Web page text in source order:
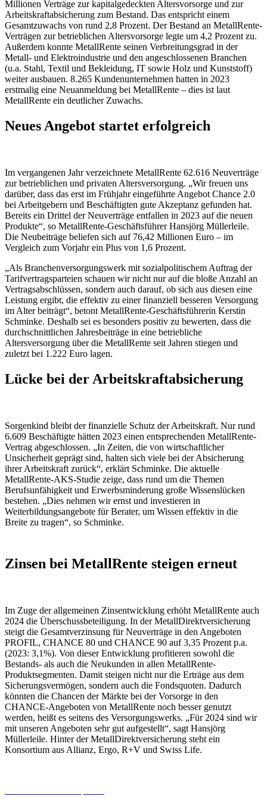
Millionen Verträge zur kapitalgedeckten Altersvorsorge und zur
Arbeitskraftabsicherung zum Bestand. Das entspricht einem
Gesamtzuwachs von rund 2,8 Prozent. Der Bestand an MetallRente-
Verträgen zur betrieblichen Altersvorsorge legte um 4,2 Prozent zu.
Außerdem konnte MetallRente seinen Verbreitungsgrad in der
Metall- und Elektroindustrie und den angeschlossenen Branchen
(u.a. Stahl, Textil und Bekleidung, IT sowie Holz und Kunststoff)
weiter ausbauen. 8.265 Kundenunternehmen hatten in 2023
erstmalig eine Neuanmeldung bei MetallRente – dies ist laut
MetallRente ein deutlicher Zuwachs.
Neues Angebot startet erfolgreich
Im vergangenen Jahr verzeichnete MetallRente 62.616 Neuverträge
zur betrieblichen und privaten Altersversorgung. „Wir freuen uns
darüber, dass das erst im Frühjahr eingeführte Angebot Chance 2.0
bei Arbeitgebern und Beschäftigten gute Akzeptanz gefunden hat.
Bereits ein Drittel der Neuverträge entfallen in 2023 auf die neuen
Produkte“, so MetallRente-Geschäftsführer Hansjörg Müllerleile.
Die Neubeiträge beliefen sich auf 76,42 Millionen Euro – im
Vergleich zum Vorjahr ein Plus von 1,6 Prozent.
„Als Branchenversorgungswerk mit sozialpolitischem Auftrag der
Tarifvertragsparteien schauen wir nicht nur auf die bloße Anzahl an
Vertragsabschlüssen, sondern auch darauf, ob sich aus diesen eine
Leistung ergibt, die effektiv zu einer finanziell besseren Versorgung
im Alter beiträgt“, betont MetallRente-Geschäftsführerin Kerstin
Schminke. Deshalb sei es besonders positiv zu bewerten, dass die
durchschnittlichen Jahresbeiträge in eine betriebliche
Altersversorgung über die MetallRente seit Jahren stiegen und
zuletzt bei 1.222 Euro lagen.
Lücke bei der Arbeitskraftabsicherung
Sorgenkind bleibt der finanzielle Schutz der Arbeitskraft. Nur rund
6.609 Beschäftigte hätten 2023 einen entsprechenden MetallRente-
Vertrag abgeschlossen. „In Zeiten, die von wirtschaftlicher
Unsicherheit geprägt sind, halten sich viele bei der Absicherung
ihrer Arbeitskraft zurück“, erklärt Schminke. Die aktuelle
MetallRente-AKS-Studie zeige, dass rund um die Themen
Berufsunfähigkeit und Erwerbsminderung große Wissenslücken
bestehen. „Dies nehmen wir ernst und investieren in
Weiterbildungsangebote für Berater, um Wissen effektiv in die
Breite zu tragen“, so Schminke.
Zinsen bei MetallRente steigen erneut
Im Zuge der allgemeinen Zinsentwicklung erhöht MetallRente auch
2024 die Überschussbeteiligung. In der MetallDirektversicherung
steigt die Gesamtverzinsung für Neuverträge in den Angeboten
PROFIL, CHANCE 80 und CHANCE 90 auf 3,35 Prozent p.a.
(2023: 3,1%). Von dieser Entwicklung profitieren sowohl die
Bestands- als auch die Neukunden in allen MetallRente-
Produktsegmenten. Damit steigen nicht nur die Erträge aus dem
Sicherungsvermögen, sondern auch die Fondsquoten. Dadurch
könnten die Chancen der Märkte bei der Vorsorge in den
CHANCE-Angeboten von MetallRente noch besser genutzt
werden, heißt es seitens des Versorgungswerks. „Für 2024 sind wir
mit unseren Angeboten sehr gut aufgestellt“, sagt Hansjörg
Müllerleile. Hinter der MetallDirektversicherung steht ein
Konsortium aus Allianz, Ergo, R+V und Swiss Life.